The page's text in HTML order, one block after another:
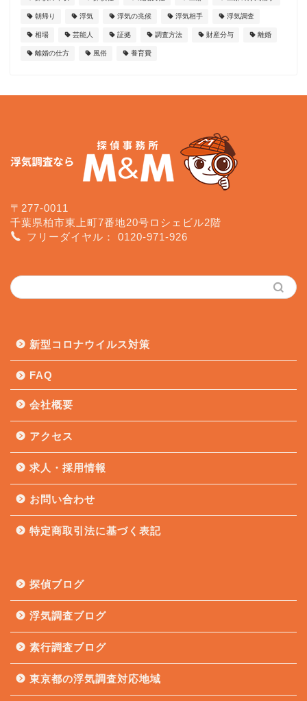
朝帰り 浮気 浮気の兆候 浮気相手 浮気調査
相場 芸能人 証拠 調査方法 財産分与 離婚
離婚の仕方 風俗 養育費
〒277-0011
千葉県柏市東上町7番地20号ロシェビル2階
フリーダイヤル： 0120-971-926
新型コロナウイルス対策
FAQ
会社概要
アクセス
求人・採用情報
お問い合わせ
特定商取引法に基づく表記
探偵ブログ
浮気調査ブログ
素行調査ブログ
東京都の浮気調査対応地域